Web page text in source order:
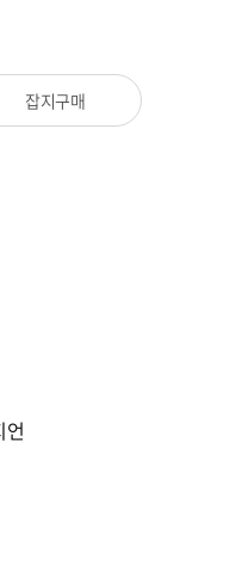
잡지구매